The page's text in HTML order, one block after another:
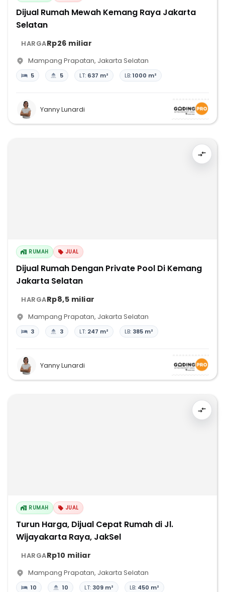
Dijual Rumah Mewah Kemang Raya Jakarta
Selatan
HARGARp26 miliar
Mampang Prapatan, Jakarta Selatan
5 5 LT: 637 m² LB:1000 m²
Yanny Lunardi
RUMAH JUAL
Dijual Rumah Dengan Private Pool Di Kemang
Jakarta Selatan
HARGARp8,5 miliar
Mampang Prapatan, Jakarta Selatan
3 3 LT: 247 m² LB: 385 m²
Yanny Lunardi
RUMAH JUAL
Turun Harga, Dijual Cepat Rumah di Jl.
Wijayakarta Raya, JakSel
HARGARp10 miliar
Mampang Prapatan, Jakarta Selatan
10 10 LT: 309 m² LB: 450 m²